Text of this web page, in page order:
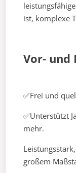
ist, komplexe
Vor- und
✅Frei und
✅Unterstützt
mehr.
großem